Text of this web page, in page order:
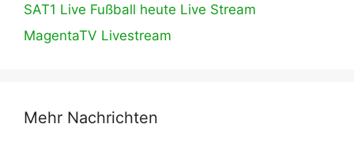
SAT1 Live Fußball heute Live Stream
MagentaTV Livestream
Mehr Nachrichten